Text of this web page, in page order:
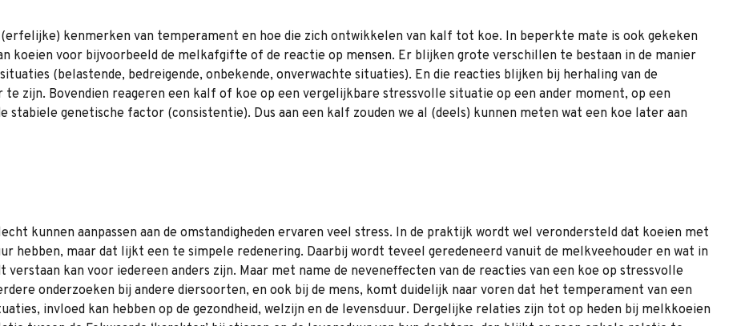
(erfelijke) kenmerken van temperament en hoe die zich ontwikkelen van kalf tot koe. In beperkte mate is ook gekeken
koeien voor bijvoorbeeld de melkafgifte of de reactie op mensen. Er blijken grote verschillen te bestaan in de manier
(belastende, bedreigende, onbekende, onverwachte situaties). En die reacties blijken bij herhaling van de
zijn. Bovendien reageren een kalf of koe op een vergelijkbare stressvolle situatie op een ander moment, op een
stabiele genetische factor (consistentie). Dus aan een kalf zouden we al (deels) kunnen meten wat een koe later aan
kunnen aanpassen aan de omstandigheden ervaren veel stress. In de praktijk wordt wel verondersteld dat koeien met
hebben, maar dat lijkt een te simpele redenering. Daarbij wordt teveel geredeneerd vanuit de melkveehouder en wat in
kan voor iedereen anders zijn. Maar met name de neveneffecten van de reacties van een koe op stressvolle
onderzoeken bij andere diersoorten, en ook bij de mens, komt duidelijk naar voren dat het temperament van een
invloed kan hebben op de gezondheid, welzijn en de levensduur. Dergelijke relaties zijn tot op heden bij melkkoeien